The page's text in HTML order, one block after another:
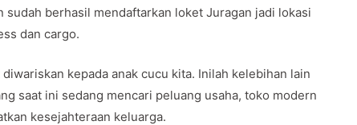
sudah berhasil mendaftarkan loket Juragan jadi lokasi
dan cargo.
kepada anak cucu kita. Inilah kelebihan lain
saat ini sedang mencari peluang usaha, toko modern
kesejahteraan keluarga.